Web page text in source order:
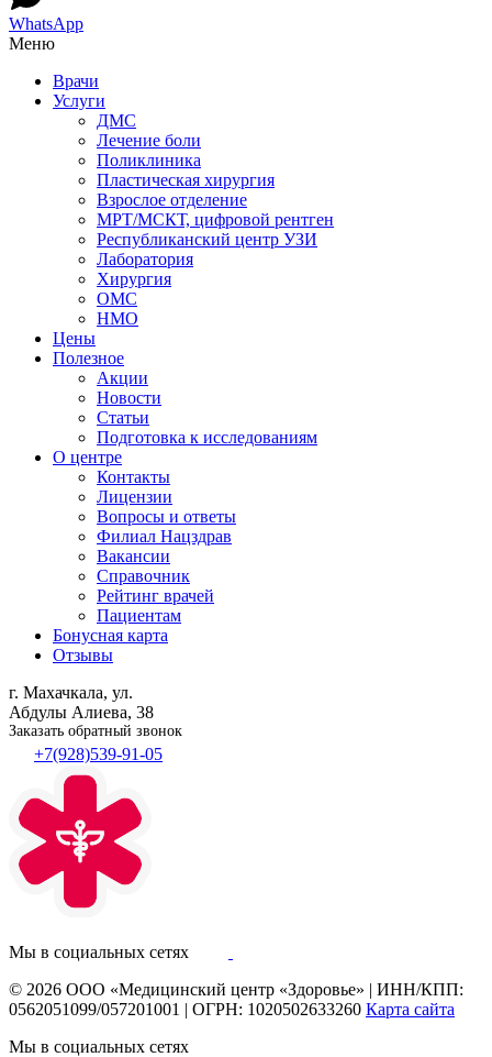
WhatsApp
Меню
Врачи
Услуги
ДМС
Лечение боли
Поликлиника
Пластическая хирургия
Взрослое отделение
МРТ/МСКТ, цифровой рентген
Республиканский центр УЗИ
Лаборатория
Хирургия
ОМС
НМО
Цены
Полезное
Акции
Новости
Статьи
Подготовка к исследованиям
О центре
Контакты
Лицензии
Вопросы и ответы
Филиал Нацздрав
Вакансии
Справочник
Рейтинг врачей
Пациентам
Бонусная карта
Отзывы
г. Махачкала, ул.
Абдулы Алиева, 38
Заказать обратный звонок
+7(928)539-91-05
Мы в социальных сетях
© 2026 ООО «Медицинский центр «Здоровье» | ИНН/КПП:
0562051099/057201001 | ОГРН: 1020502633260 Карта сайта
Мы в социальных сетях